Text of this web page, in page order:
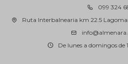
099 324
Ruta Interbalnearia km 22.5
De lunes a domingos de